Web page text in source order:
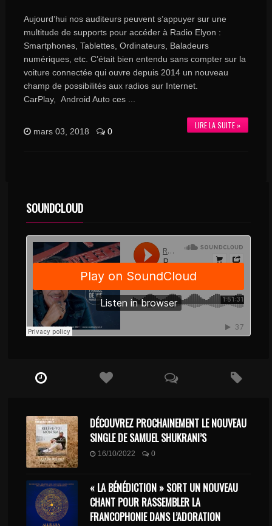
Aujourd’hui nos auditeurs peuvent s’appuyer sur une
multitude de supports pour accéder à Radio Elyon :
Smartphones, Tablettes, Ordinateurs, Baladeurs
numériques, etc. C’était bien entendu sans compter sur la
voiture connectée qui ouvre depuis 2014 un nouveau
champ de possibilités aux radios sur Internet.
CarPlay, Android Auto ces ...
LIRE LA SUITE »
mars 03, 2018 0
SOUNDCLOUD
DÉCOUVREZ PROCHAINEMENT LE NOUVEAU
SINGLE DE SAMUEL SHUKRANI’S
16/10/2022 0
« LA BÉNÉDICTION » SORT UN NOUVEAU
CHANT POUR RASSEMBLER LA
FRANCOPHONIE DANS L’ADORATION